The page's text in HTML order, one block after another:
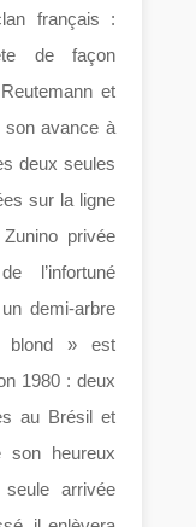
français :
de façon
et
avance à
deux seules
sur la ligne
privée
l’infortuné
demi-arbre
blond » est
1980 : deux
au Brésil et
son heureux
arrivée